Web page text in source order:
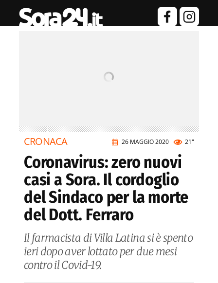
26 MAGGIO 2020 21"
CRONACA
Coronavirus: zero nuovi
casi a Sora. Il cordoglio
del Sindaco per la morte
del Dott. Ferraro
Il farmacista di Villa Latina si è spento
ieri dopo aver lottato per due mesi
contro il Covid-19.